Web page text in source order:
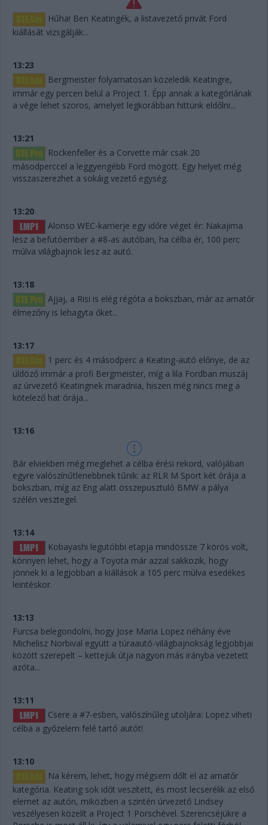
Hűha! Ben Keatingék, a listavezető privát Ford
kiállását vizsgálják...
13:23
Bergmeister folyamatosan közeledik Keatingre,
immár egy percen belül a Project 1. Épp annak a kategóriának
a vége lehet szoros, amelyet legkorábban hittünk eldőlni...
13:21
Rockenfeller és a Corvette már csak 20
másodperccel a leggyengébb Ford mögött. Egy helyet még
visszaszerezhet a sokáig vezető egység.
13:20
Alonso WEC-karrierje egy időre véget ér: Nakajima
lesz a befutóember a #8-as autóban, ha célba ér, 100 perc
múlva világbajnok lesz az autó.
13:18
Ajjaj, a Risi is elég régóta a bokszban, már az amatőr
élmezőny is lehagyta őket...
13:17
1 perc és 4 másodperc a Keating-autó előnye, de az
üldöző immár a profi Bergmeister, míg a lila Fordban muszáj
az úrvezető Keatingnek maradnia, hiszen még nincs meg a
kötelező hat órája...
13:16
Bár elviekben még meglehet a célba érési rekord, valójában
egyre valószínűtlenebbnek tűnik: az RLR M Sport két órája a
bokszban, míg az Eng alatt összepusztuló BMW a pálya
szélén vesztegel.
13:14
Kobayashi legutóbbi etapja mindössze 7 körös volt,
könnyen lehet, hogy a Toyota már azzal sakkozik, hogy
jönnek ki a legjobban a kiállások a 105 perc múlva esedékes
leintéskor.
13:13
Furcsa belegondolni, hogy Jose Maria Lopez néhány éve
Michelisz Norbival együtt a túraautó-világbajnokság legjobbjai
között szerepelt – kettejük útja nagyon más irányba vezetett
azóta...
13:11
Csere a #7-esben, valószínűleg utoljára: Lopez viheti
célba a győzelem felé tartó autót!
13:10
Na kérem, lehet, hogy mégsem dőlt el az amatőr
kategória. Keating sok időt veszített, és most lecserélik az első
elemet az autón, miközben a szintén úrvezető Lindsey
veszélyesen közelít a Project 1 Porschével. Szerencséjükre a